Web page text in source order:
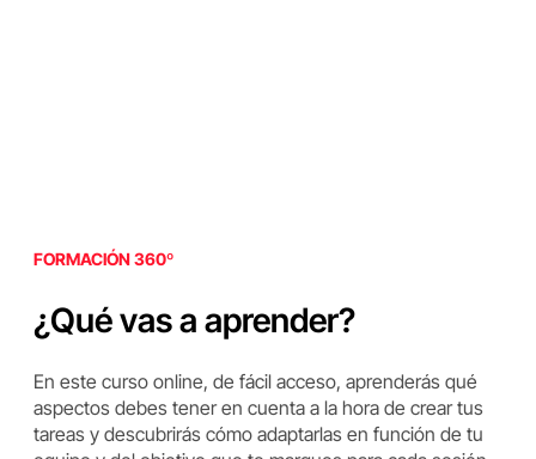
FORMACIÓN 360º
¿Qué vas a aprender?
En este curso online, de fácil acceso, aprenderás qué
aspectos debes tener en cuenta a la hora de crear tus
tareas y descubrirás cómo adaptarlas en función de tu